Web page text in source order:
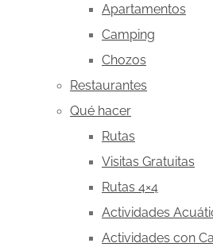
Apartamentos
Camping
Chozos
Restaurantes
Qué hacer
Rutas
Visitas Gratuitas
Rutas 4×4
Actividades
Actividades con